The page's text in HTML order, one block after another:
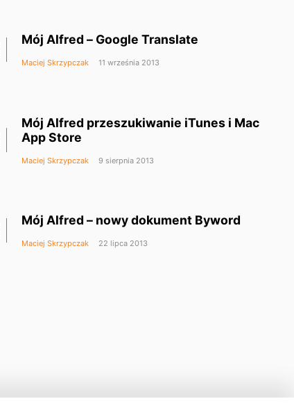
Mój Alfred – Google Translate
Maciej Skrzypczak 11 września 2013
Mój Alfred przeszukiwanie iTunes i Mac
App Store
Maciej Skrzypczak 9 sierpnia 2013
Mój Alfred – nowy dokument Byword
Maciej Skrzypczak 22 lipca 2013